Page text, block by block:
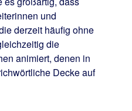
und
derzeit häufig ohne
die
animiert, denen in
Decke auf